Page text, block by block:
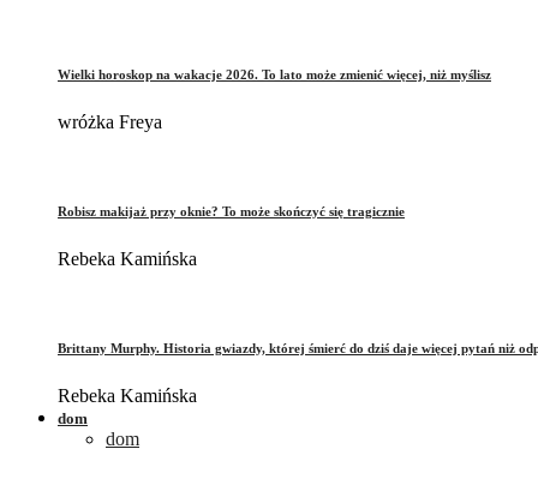
Wielki horoskop na wakacje 2026. To lato może zmienić więcej, niż myślisz
wróżka Freya
Robisz makijaż przy oknie? To może skończyć się tragicznie
Rebeka Kamińska
Brittany Murphy. Historia gwiazdy, której śmierć do dziś daje więcej pytań niż
Rebeka Kamińska
dom
dom